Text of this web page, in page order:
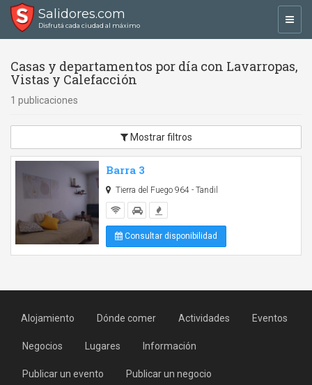
Salidores.com
Disfrutá cada ciudad al máximo
Casas y departamentos por día con Lavarropas,
Vistas y Calefacción
1 publicaciones
Mostrar filtros
Barra 3
Tierra del Fuego 964 - Tandil
Consultar disponibilidad
Alojamiento Dónde comer Actividades Eventos
Negocios Lugares Información
Publicar un evento Publicar un negocio